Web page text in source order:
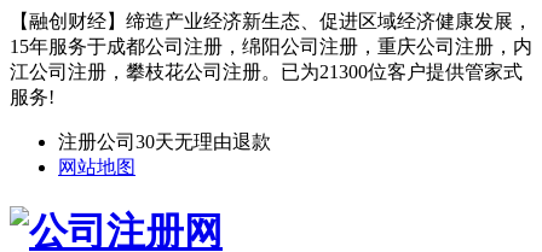
【融创财经】缔造产业经济新生态、促进区域经济健康发展，
15年服务于成都公司注册，绵阳公司注册，重庆公司注册，内
江公司注册，攀枝花公司注册。已为21300位客户提供管家式
服务!
注册公司30天无理由退款
网站地图